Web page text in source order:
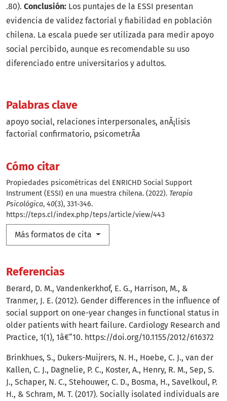
Palabras clave
apoyo social relaciones interpersonales anÃ¡lisis
factorial confirmatorio psicometrÃ­a
Cómo citar
Propiedades psicométricas del ENRICHD Social Support
Instrument (ESSI) en una muestra chilena. (2022). Terapia
Psicológica, 40(3), 331-346.
https://teps.cl/index.php/teps/article/view/443
Más formatos de cita
.80). Conclusión: Los puntajes de la ESSI presentan
evidencia de validez factorial y fiabilidad en población
chilena. La escala puede ser utilizada para medir apoyo
social percibido, aunque es recomendable su uso
diferenciado entre universitarios y adultos.
Referencias
Berard, D. M., Vandenkerkhof, E. G., Harrison, M., &
Tranmer, J. E. (2012). Gender differences in the influence of
social support on one-year changes in functional status in
older patients with heart failure. Cardiology Research and
Practice, 1(1), 1â€“10. https://doi.org/10.1155/2012/616372
Brinkhues, S., Dukers-Muijrers, N. H., Hoebe, C. J., van der
Kallen, C. J., Dagnelie, P. C., Koster, A., Henry, R. M., Sep, S.
J., Schaper, N. C., Stehouwer, C. D., Bosma, H., Savelkoul, P.
H., & Schram, M. T. (2017). Socially isolated individuals are